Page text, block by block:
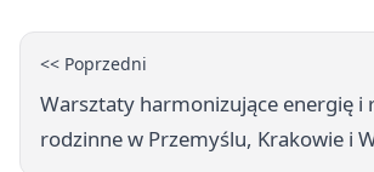
<< Poprzedni
Warsztaty harmonizujące energię i
rodzinne w Przemyślu, Krakowie i